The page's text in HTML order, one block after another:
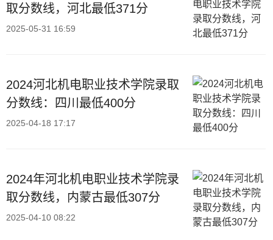
取分数线，河北最低371分
2025-05-31 16:59
2024河北机电职业技术学院录取
分数线：四川最低400分
2025-04-18 17:17
2024年河北机电职业技术学院录
取分数线，内蒙古最低307分
2025-04-10 08:22